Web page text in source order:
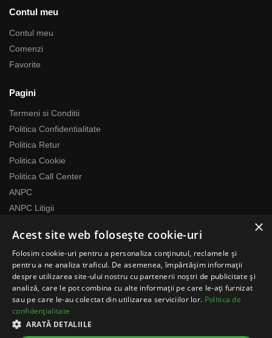
Contul meu
Contul meu
Comenzi
Favorite
Pagini
Termeni si Conditii
Politica Confidentialitate
Politica Retur
Politica Cookie
Politica Call Center
ANPC
ANPC Litigii
Despre noi
Echipa RomaniaMag este la dispozitia ta
Program relatii cu clientii
Luni-Vineri 07:00 – 17:00
Telefon: 0371783100
contact@romaniamag.ro
×
Acest site web folosește cookie-uri
Folosim cookie-uri pentru a personaliza conținutul, reclamele și
pentru a ne analiza traficul. De asemenea, împărtășim informații
despre utilizarea site-ului nostru cu partenerii noștri de publicitate și
analiză, care le pot combina cu alte informații pe care le-ați furnizat
sau pe care le-au colectat din utilizarea serviciilor lor. Politica de
confidențialitate
ARATĂ DETALIILE